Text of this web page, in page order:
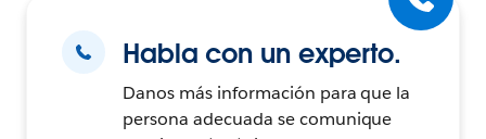
Habla con un experto.
Danos más información para que la
persona adecuada se comunique